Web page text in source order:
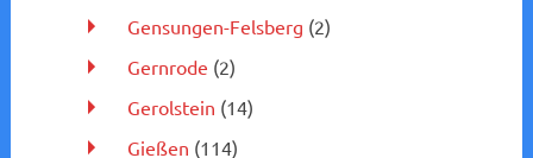
Gensungen-Felsberg (2)
Gernrode (2)
Gerolstein (14)
Gießen (114)